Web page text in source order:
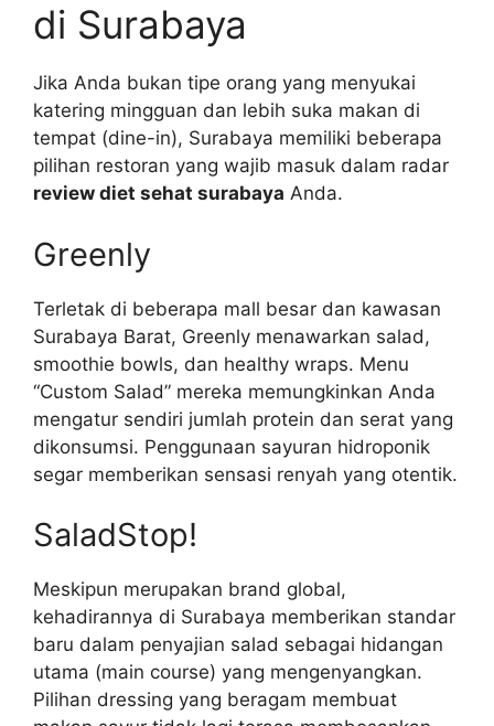
di Surabaya
Jika Anda bukan tipe orang yang menyukai
katering mingguan dan lebih suka makan di
tempat (dine-in), Surabaya memiliki beberapa
pilihan restoran yang wajib masuk dalam radar
review diet sehat surabaya Anda.
Greenly
Terletak di beberapa mall besar dan kawasan
Surabaya Barat, Greenly menawarkan salad,
smoothie bowls, dan healthy wraps. Menu
“Custom Salad” mereka memungkinkan Anda
mengatur sendiri jumlah protein dan serat yang
dikonsumsi. Penggunaan sayuran hidroponik
segar memberikan sensasi renyah yang otentik.
SaladStop!
Meskipun merupakan brand global,
kehadirannya di Surabaya memberikan standar
baru dalam penyajian salad sebagai hidangan
utama (main course) yang mengenyangkan.
Pilihan dressing yang beragam membuat